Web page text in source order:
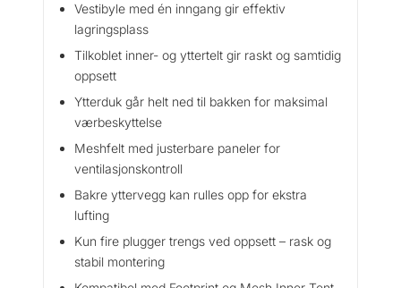
Vestibyle med én inngang gir effektiv
lagringsplass
Tilkoblet inner- og yttertelt gir raskt og samtidig
oppsett
Ytterduk går helt ned til bakken for maksimal
værbeskyttelse
Meshfelt med justerbare paneler for
ventilasjonskontroll
Bakre yttervegg kan rulles opp for ekstra
lufting
Kun fire plugger trengs ved oppsett – rask og
stabil montering